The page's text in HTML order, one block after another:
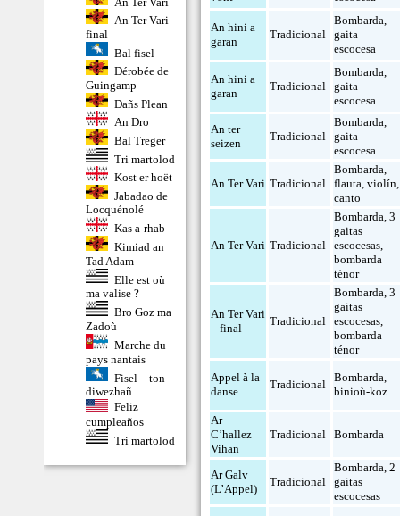
An Ter Vari –
final
Bal fisel
Dérobée de
Guingamp
Dañs Plean
An Dro
Bal Treger
Tri martolod
Kost er hoët
Jabadao de
Locquénolé
Kas a-rhab
Kimiad an
Tad Adam
Elle est où
ma valise ?
Bro Goz ma
Zadoù
Marche du
pays nantais
Fisel – ton
diwezhañ
Feliz
cumpleaños
Tri martolod
An hini a
garan
Tradicional
Bombarda,
gaita
escocesa
An hini a
garan
Tradicional
Bombarda,
gaita
escocesa
An ter
seizen
Tradicional
Bombarda,
gaita
escocesa
An Ter Vari Tradicional
Bombarda,
flauta,violín,
canto
An Ter Vari Tradicional
Bombarda,3
gaitas
escocesas,
bombarda
ténor
An Ter Vari
– final
Tradicional
Bombarda,3
gaitas
escocesas,
bombarda
ténor
Appel à la
danse
Tradicional
Bombarda,
binioù-koz
Ar
C’hallez
Vihan
Tradicional Bombarda
Ar Galv
(L’Appel)
Tradicional
Bombarda,2
gaitas
escocesas